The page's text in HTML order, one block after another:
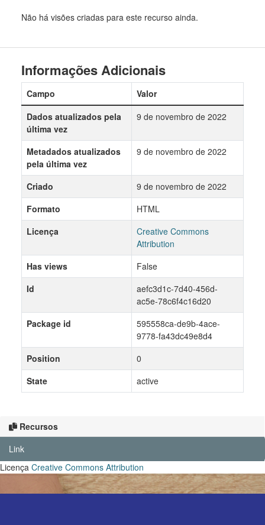
Não há visões criadas para este recurso ainda.
Recursos
Link
Licença Creative Commons Attribution
Informações Adicionais
Campo
Valor
Dados atualizados pela
última vez
9 de novembro de 2022
Metadados atualizados
pela última vez
9 de novembro de 2022
Criado
9 de novembro de 2022
Formato
HTML
Licença
Creative Commons
Attribution
Has views
False
Id
aefc3d1c-7d40-456d-
ac5e-78c6f4c16d20
Package id
595558ca-de9b-4ace-
9778-fa43dc49e8d4
Position
0
State
active